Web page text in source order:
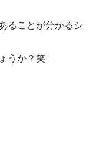
ることが分かるシ
うか？笑